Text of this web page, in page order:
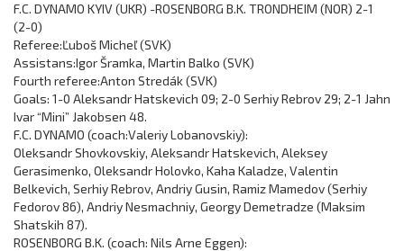
F.C. DYNAMO KYIV (UKR) -ROSENBORG B.K. TRONDHEIM (NOR) 2-1
(2-0)
Referee:Ľuboš Micheľ (SVK)
Assistans:Igor Šramka, Martin Balko (SVK)
Fourth referee:Anton Stredák (SVK)
Goals: 1-0 Aleksandr Hatskevich 09; 2-0 Serhiy Rebrov 29; 2-1 Jahn
Ivar “Mini” Jakobsen 48.
F.C. DYNAMO (coach:Valeriy Lobanovskiy):
Oleksandr Shovkovskiy, Aleksandr Hatskevich, Aleksey
Gerasimenko, Oleksandr Holovko, Kaha Kaladze, Valentin
Belkevich, Serhiy Rebrov, Andriy Gusin, Ramiz Mamedov (Serhiy
Fedorov 86), Andriy Nesmachniy, Georgy Demetradze (Maksim
Shatskih 87).
ROSENBORG B.K. (coach: Nils Arne Eggen):